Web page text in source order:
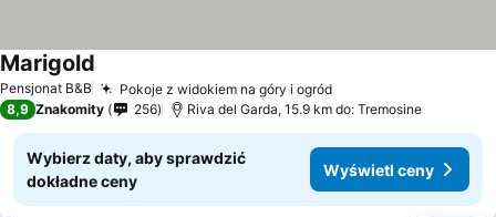
Pensjonat B&B Pokoje z widokiem na góry i ogród
Marigold
8,9 Znakomity 256 Riva del Garda, 15.9 km do: Tremosine
Wybierz daty, aby sprawdzić
dokładne ceny
Wyświetl ceny